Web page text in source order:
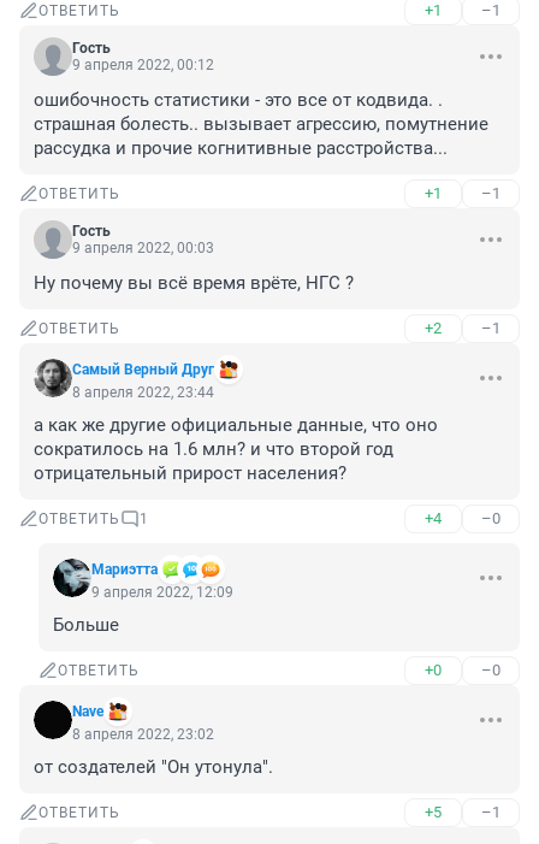
ОТВЕТИТЬ +1 –1
Гость
9 апреля 2022, 00:12
ошибочность статистики - это все от кодвида. .
страшная болесть.. вызывает агрессию, помутнение
рассудка и прочие когнитивные расстройства...
ОТВЕТИТЬ +1 –1
Гость
9 апреля 2022, 00:03
Ну почему вы всё время врёте, НГС ?
ОТВЕТИТЬ +2 –1
Самый Верный Друг
8 апреля 2022, 23:44
а как же другие официальные данные, что оно
сократилось на 1.6 млн? и что второй год
отрицательный прирост населения?
ОТВЕТИТЬ 1 +4 –0
Мариэтта
9 апреля 2022, 12:09
Больше
ОТВЕТИТЬ +0 –0
Nave
8 апреля 2022, 23:02
от создателей "Он утонула".
ОТВЕТИТЬ +5 –1